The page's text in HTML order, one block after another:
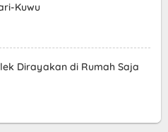
Kuwu
Dirayakan di Rumah Saja